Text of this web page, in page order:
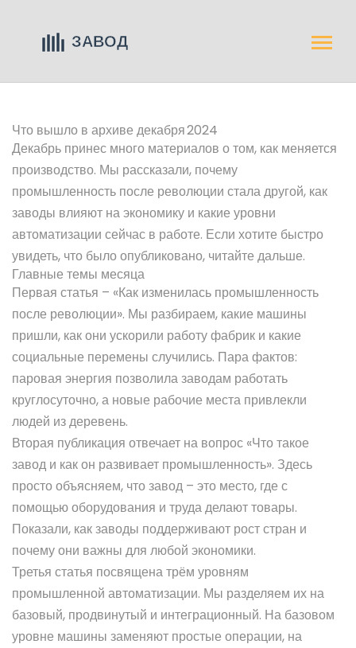
Что вышло в архиве декабря 2024
Декабрь принес много материалов о том, как меняется
производство. Мы рассказали, почему
промышленность после революции стала другой, как
заводы влияют на экономику и какие уровни
автоматизации сейчас в работе. Если хотите быстро
увидеть, что было опубликовано, читайте дальше.
Главные темы месяца
Первая статья – «Как изменилась промышленность
после революции». Мы разбираем, какие машины
пришли, как они ускорили работу фабрик и какие
социальные перемены случились. Пара фактов:
паровая энергия позволила заводам работать
круглосуточно, а новые рабочие места привлекли
людей из деревень.
Вторая публикация отвечает на вопрос «Что такое
завод и как он развивает промышленность». Здесь
просто объясняем, что завод – это место, где с
помощью оборудования и труда делают товары.
Показали, как заводы поддерживают рост стран и
почему они важны для любой экономики.
Третья статья посвящена трём уровням
промышленной автоматизации. Мы разделяем их на
базовый, продвинутый и интеграционный. На базовом
уровне машины заменяют простые операции, на